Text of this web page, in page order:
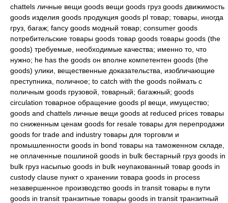
chattels личные вещи goods вещи goods груз goods движимость
goods изделия goods продукция goods pl товар; товары, иногда
груз, багаж; fancy goods модный товар; consumer goods
потребительские товары goods товар goods товары goods (the
goods) требуемые, необходимые качества; именно то, что
нужно; he has the goods он вполне компетентен goods (the
goods) улики, вещественные доказательства, изобличающие
преступника, поличное; to catch with the goods поймать с
поличным goods грузовой, товарный; багажный; goods
circulation товарное обращение goods pl вещи, имущество;
goods and chattels личные вещи goods at reduced prices товары
по сниженным ценам goods for resale товары для перепродажи
goods for trade and industry товары для торговли и
промышленности goods in bond товары на таможенном складе,
не оплаченные пошлиной goods in bulk бестарный груз goods in
bulk груз насыпью goods in bulk неупакованный товар goods in
custody clause пункт о хранении товара goods in process
незавершенное производство goods in transit товары в пути
goods in transit транзитные товары goods in transit транзитный